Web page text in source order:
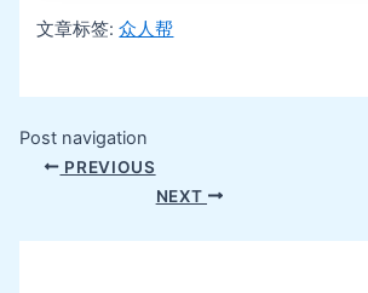
文章标签:众人帮
Post navigation
PREVIOUS
NEXT